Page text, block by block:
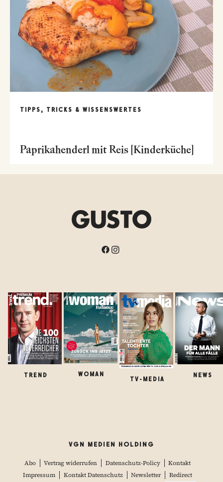
TIPPS, TRICKS & WISSENSWERTES
Paprikahenderl mit Reis [Kinderküche]
TREND WOMAN
TV-MEDIA
NEWS
VGN MEDIEN HOLDING
Abo Vertrag widerrufen Datenschutz-Policy
Kontakt
Impressum
Kontakt Datenschutz Newsletter Redirect